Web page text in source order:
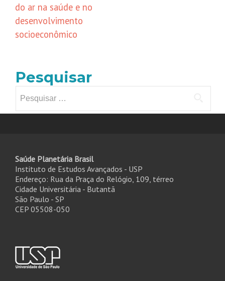
do ar na saúde e no
desenvolvimento
socioeconômico
Pesquisar
por:
Saúde Planetária Brasil
Instituto de Estudos Avançados - USP
Endereço: Rua da Praça do Relógio, 109, térreo
Cidade Universitária - Butantã
São Paulo - SP
CEP 05508-050